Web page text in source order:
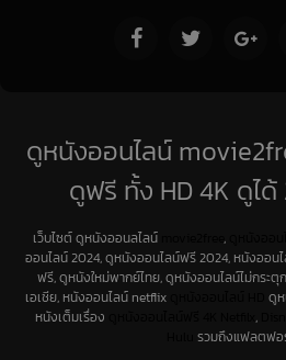
ดูหนังออนไลน์
ดูฟรี ทั้ง HD 4K ดูได้
เว็บไซต์ ดูหนังออนลไลน์ ,
ออนไลน์ 2024, ดูหนังออนไลน์ฟรี 2024, หนังออน
ฟรี, ดูหนังใหม่พากย์ไทย, ดูหนังออนไลน์ไม่กระ
เอเชีย, หนังออนไลน์ netflix
ดู
หนังเต็มเรื่อง
,
รวมถึงแฟลตฟอ